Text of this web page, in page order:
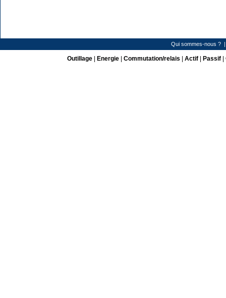
Qui sommes-nous ?
Outillage| Energie| Commutation/relais Actif| Passif|